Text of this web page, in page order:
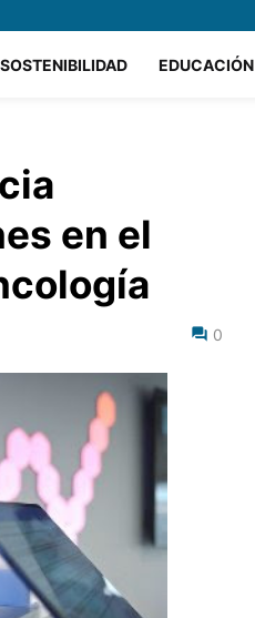
SOSTENIBILIDAD EDUCACIÓN
en el
0